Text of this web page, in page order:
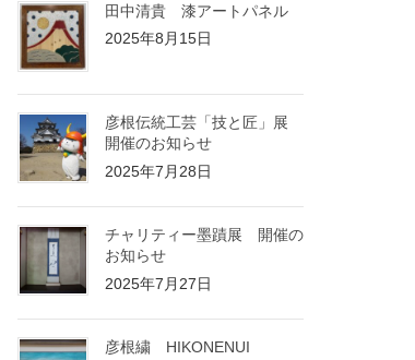
田中清貴 漆アートパネル
2025年8月15日
彦根伝統工芸「技と匠」展
開催のお知らせ
2025年7月28日
チャリティー墨蹟展 開催の
お知らせ
2025年7月27日
彦根繍 HIKONENUI